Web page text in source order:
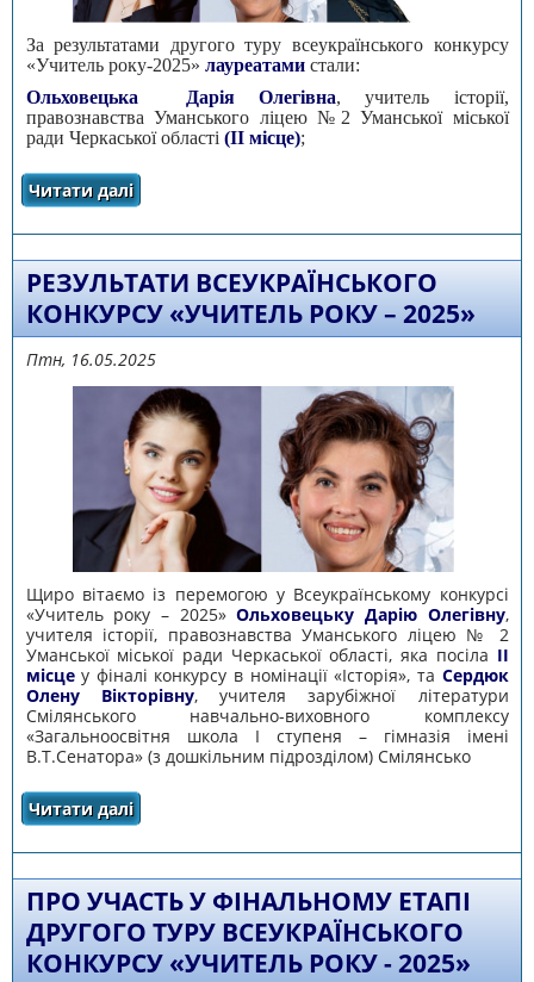
За результатами другого туру всеукраїнського конкурсу
«Учитель року-2025» лауреатамистали:
Ольховецька Дарія Олегівна, учитель історії,
правознавства Уманського ліцею №2 Уманської міської
ради Черкаської області (ІІ місце);
Читати далі
року-2025»
РЕЗУЛЬТАТИ ВСЕУКРАЇНСЬКОГО
КОНКУРСУ «УЧИТЕЛЬ РОКУ – 2025»
Птн, 16.05.2025
Щиро вітаємо із перемогою у Всеукраїнському конкурсі
«Учитель року – 2025»Ольховецьку Дарію Олегівну,
учителя історії, правознавства Уманського ліцею № 2
Уманської міської ради Черкаської області, яка посіла ІІ
місцеу фіналі конкурсу в номінації «Історія», та Сердюк
Олену
Вікторівну, учителя зарубіжної літератури
Смілянського навчально-виховного комплексу
«Загальноосвітня школа І ступеня – гімназія імені
В.Т.Сенатора» (з дошкільним підрозділом) Смілянсько
Читати далі
ПРО УЧАСТЬ У ФIНАЛЬНОМУ ЕТАПI
ДРУГОГО ТУРУ ВСЕУКРАЇНСЬКОГО
КОНКУРСУ «УЧИТЕЛЬ РОКУ - 2025»